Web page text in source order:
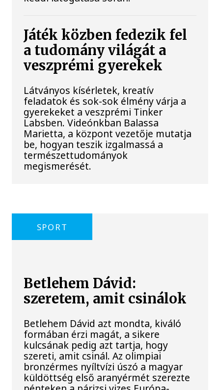
Játék közben fedezik fel
a tudomány világát a
veszprémi gyerekek
Látványos kísérletek, kreatív
feladatok és sok-sok élmény várja a
gyerekeket a veszprémi Tinker
Labsben. Videónkban Balassa
Marietta, a központ vezetője mutatja
be, hogyan teszik izgalmassá a
természettudományok
megismerését.
SPORT
Betlehem Dávid:
szeretem, amit csinálok
Betlehem Dávid azt mondta, kiváló
formában érzi magát, a sikere
kulcsának pedig azt tartja, hogy
szereti, amit csinál. Az olimpiai
bronzérmes nyíltvízi úszó a magyar
küldöttség első aranyérmét szerezte